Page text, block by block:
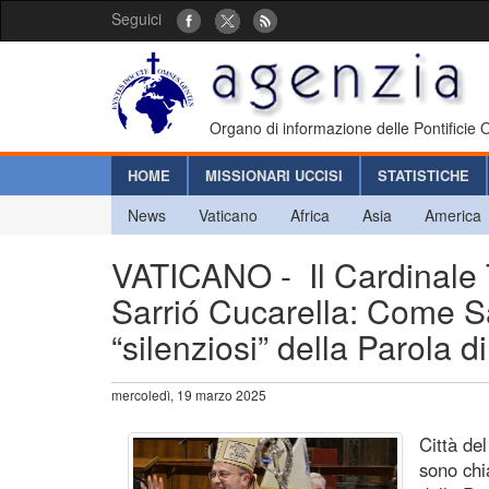
Seguici
Organo di informazione delle Pontificie
HOME MISSIONARI UCCISI STATISTICHE
News Vaticano Africa Asia America
VATICANO - Il
Sarrió Cucarella: Come
“silenziosi” della Parola
mercoledì, 19 marzo 2025
Città
sono